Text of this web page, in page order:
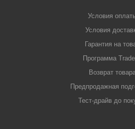
Условия
Условия
Гарантия на
Программа
Возврат
Предпродажная
Тест-драйв до